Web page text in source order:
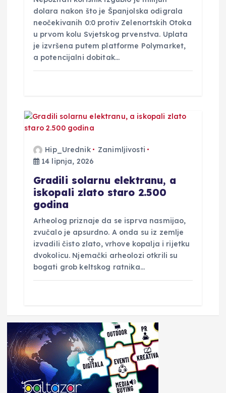
dolara nakon što je Španjolska odigrala
neočekivanih 0:0 protiv Zelenortskih Otoka
u prvom kolu Svjetskog prvenstva. Uplata
je izvršena putem platforme Polymarket,
a potencijalni dobitak…
Hip_Urednik
Zanimljivosti
14 lipnja, 2026
Gradili solarnu elektranu, a
iskopali zlato staro 2.500
godina
Arheolog priznaje da se isprva nasmijao,
zvučalo je apsurdno. A onda su iz zemlje
izvadili čisto zlato, vrhove kopalja i rijetku
dvokolicu. Njemački arheolozi otkrili su
bogati grob keltskog ratnika…